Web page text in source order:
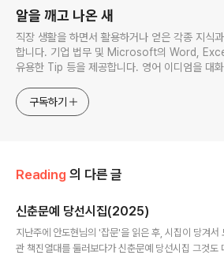
알을 깨고 나온 새
직장 생활을 하면서 활용하거나 얻은 각종 지식
합니다. 기업 법무 및 Microsoft의 Word,
유용한 Tip 등을 제공합니다. 영어 이디엄을 대
website provides learning materials for
interested in Korean and introduces
구독하기
Reading 의 다른 글
신춘문예 당선시집(2025)
지난주에 안도현님의 '잡문'을 읽은 후, 시집이 당겨서
관 책진열대를 둘러보다가 신춘문예 당선시집 그것도